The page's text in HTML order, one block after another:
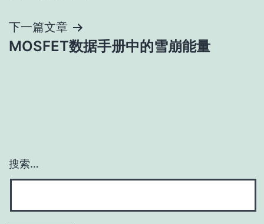
航
下一篇文章
MOSFET数据手册中的雪崩能量
搜索…